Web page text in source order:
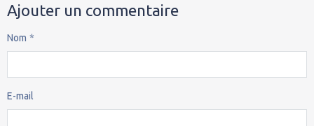
Ajouter un commentaire
Nom
E-mail